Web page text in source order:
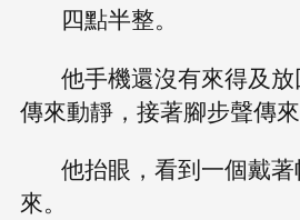
四點半整。
他手機還沒有來得及
傳來動靜，接著腳步聲傳來
他抬眼，看到一個戴
來。